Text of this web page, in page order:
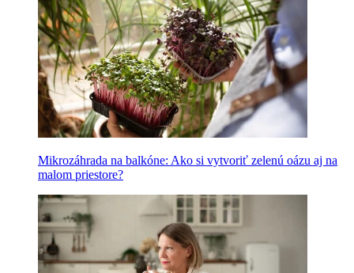
Mikrozáhrada na balkóne: Ako si vytvoriť zelenú oázu aj na
malom priestore?